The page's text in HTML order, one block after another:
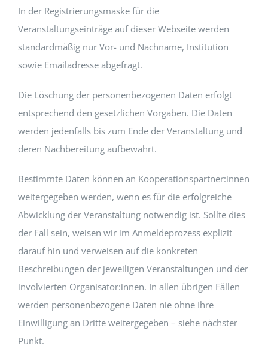
In der Registrierungsmaske für die
Veranstaltungseinträge auf dieser Webseite werden
standardmäßig nur Vor- und Nachname, Institution
sowie Emailadresse abgefragt.
Die Löschung der personenbezogenen Daten erfolgt
entsprechend den gesetzlichen Vorgaben. Die Daten
werden jedenfalls bis zum Ende der Veranstaltung und
deren Nachbereitung aufbewahrt.
Bestimmte Daten können an Kooperationspartner:innen
weitergegeben werden, wenn es für die erfolgreiche
Abwicklung der Veranstaltung notwendig ist. Sollte dies
der Fall sein, weisen wir im Anmeldeprozess explizit
darauf hin und verweisen auf die konkreten
Beschreibungen der jeweiligen Veranstaltungen und der
involvierten Organisator:innen. In allen übrigen Fällen
werden personenbezogene Daten nie ohne Ihre
Einwilligung an Dritte weitergegeben – siehe nächster
Punkt.